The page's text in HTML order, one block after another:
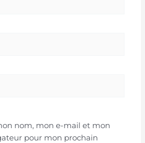
nom, mon e-mail et mon
pour mon prochain